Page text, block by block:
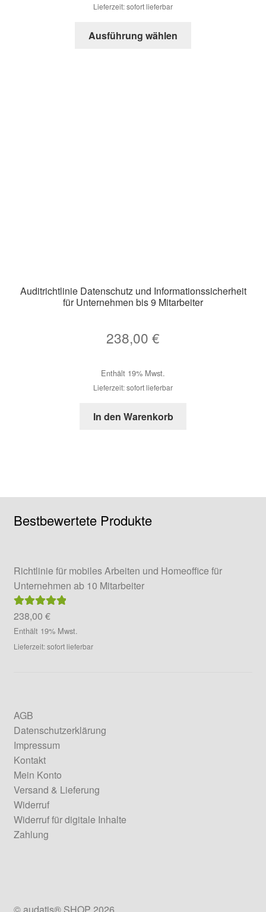
Lieferzeit: sofort lieferbar
Ausführung wählen
Auditrichtlinie Datenschutz und Informationssicherheit
für Unternehmen bis 9 Mitarbeiter
238,00 €
Enthält 19% Mwst.
Lieferzeit: sofort lieferbar
In den Warenkorb
Bestbewertete Produkte
Richtlinie für mobiles Arbeiten und Homeoffice für
Unternehmen ab 10 Mitarbeiter
Bewertet mit
5.00von 5
238,00 €
Enthält 19% Mwst.
Lieferzeit: sofort lieferbar
AGB
Datenschutzerklärung
Impressum
Kontakt
Mein Konto
Versand & Lieferung
Widerruf
Widerruf für digitale Inhalte
Zahlung
© audatis® SHOP 2026